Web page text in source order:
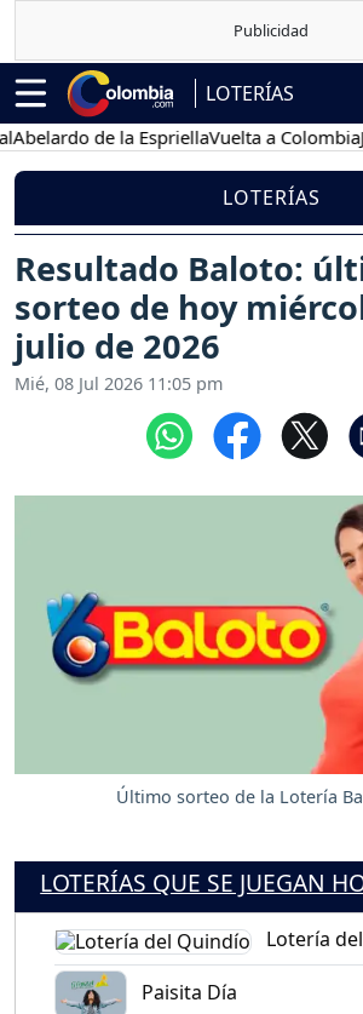
LOTERÍAS
de la EspriellaVuelta a Colombia
LOTERÍAS
Resultado Baloto:
sorteo de hoy
julio de 2026
Mié, 08 Jul 2026 11:05 pm
Último sorteo de la Lotería
LOTERÍAS QUE SE JUEGAN
Lotería
Paisita Día